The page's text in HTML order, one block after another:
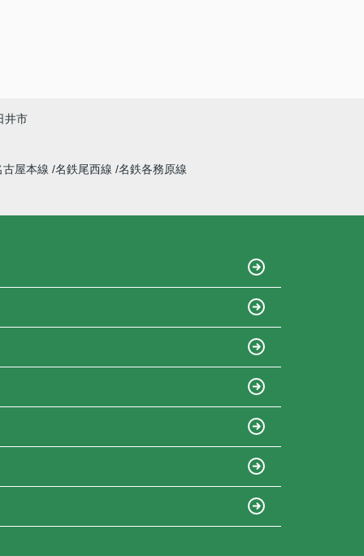
井市
古屋本線 名鉄尾西線 名鉄各務原線